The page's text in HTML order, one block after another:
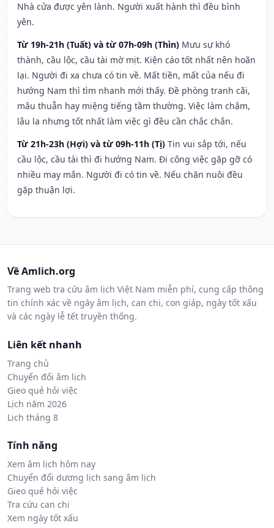
Nhà cửa được yên lành. Người xuất hành thì đều bình
yên.
Từ 19h-21h (Tuất) và từ 07h-09h (Thìn) Mưu sự khó
thành, cầu lộc, cầu tài mờ mịt. Kiện cáo tốt nhất nên hoãn
lại. Người đi xa chưa có tin về. Mất tiền, mất của nếu đi
hướng Nam thì tìm nhanh mới thấy. Đề phòng tranh cãi,
mâu thuẫn hay miệng tiếng tầm thường. Việc làm chậm,
lâu la nhưng tốt nhất làm việc gì đều cần chắc chắn.
Từ 21h-23h (Hợi) và từ 09h-11h (Tị) Tin vui sắp tới, nếu
cầu lộc, cầu tài thì đi hướng Nam. Đi công việc gặp gỡ có
nhiều may mắn. Người đi có tin về. Nếu chăn nuôi đều
gặp thuận lợi.
Về Amlich.org
Trang web tra cứu âm lịch Việt Nam miễn phí, cung cấp thông
tin chính xác về ngày âm lịch, can chi, con giáp, ngày tốt xấu
và các ngày lễ tết truyền thống.
Liên kết nhanh
Trang chủ
Chuyển đổi âm lịch
Gieo quẻ hỏi việc
Lịch năm 2026
Lịch tháng 8
Tính năng
Xem âm lịch hôm nay
Chuyển đổi dương lịch sang âm lịch
Gieo quẻ hỏi việc
Tra cứu can chi
Xem ngày tốt xấu